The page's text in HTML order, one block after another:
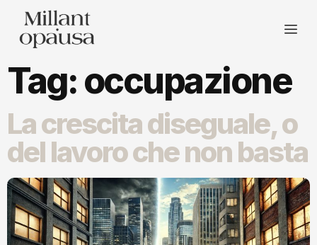
Tag: occupazione
La crescita diseguale, o
del lavoro che non basta